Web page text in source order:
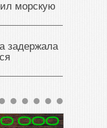
морскую
задержала